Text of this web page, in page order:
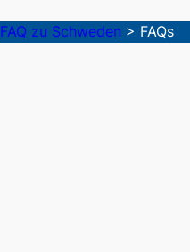
FAQ zu Schweden > FAQs